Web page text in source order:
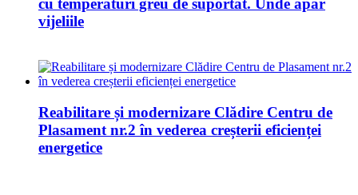
cu temperaturi greu de suportat. Unde apar
vijeliile
Reabilitare și modernizare Clădire Centru de
Plasament nr.2 în vederea creșterii eficienței
energetice